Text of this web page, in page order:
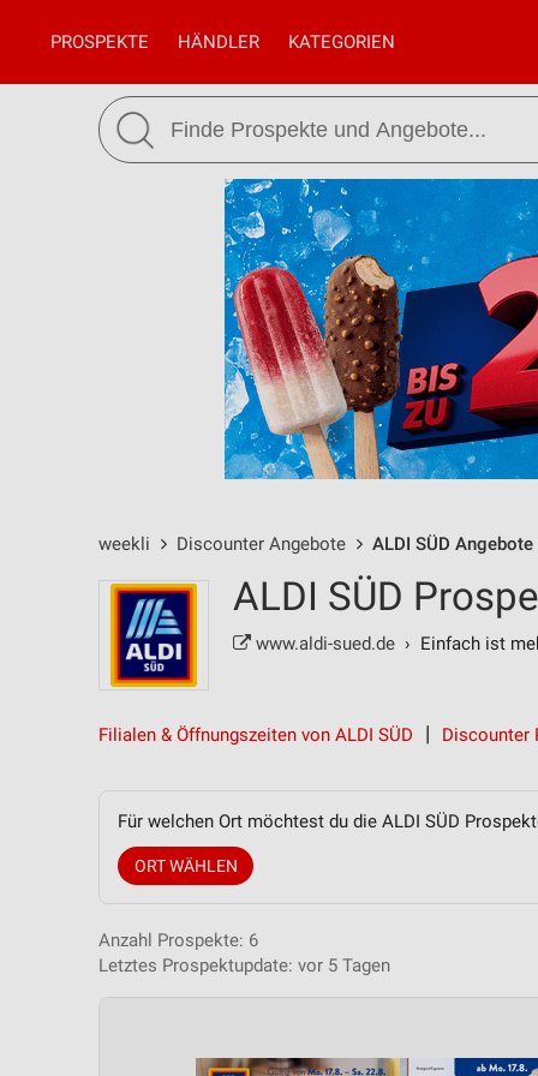
PROSPEKTE HÄNDLER KATEGORIEN
weekli Discounter Angebote ALDI SÜD Angebote
ALDI SÜD
www.aldi-sued.de › Einfach ist
Filialen & Öffnungszeiten von ALDI SÜD Discounter
Für welchen Ort möchtest du die ALDI SÜD
ORT WÄHLEN
Anzahl Prospekte: 6
Letztes Prospektupdate: vor 5 Tagen